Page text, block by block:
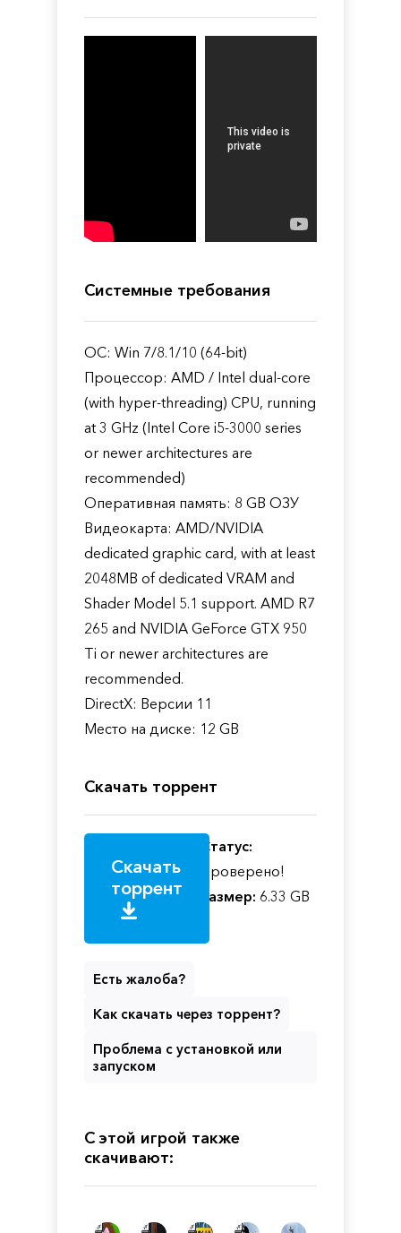
Системные требования
ОС: Win 7/8.1/10 (64-bit)
Процессор: AMD / Intel dual-core
(with hyper-threading) CPU, running
at 3 GHz (Intel Core i5-3000 series
or newer architectures are
recommended)
Оперативная память: 8 GB ОЗУ
Видеокарта: AMD/NVIDIA
dedicated graphic card, with at least
2048MB of dedicated VRAM and
Shader Model 5.1 support. AMD R7
265 and NVIDIA GeForce GTX 950
Ti or newer architectures are
recommended.
DirectX: Версии 11
Место на диске: 12 GB
Скачать торрент
Скачать
торрент
Статус:
Проверено!
Размер: 6.33 GB
Есть жалоба?
Как скачать через торрент?
Проблема с установкой или
запуском
С этой игрой также
скачивают: